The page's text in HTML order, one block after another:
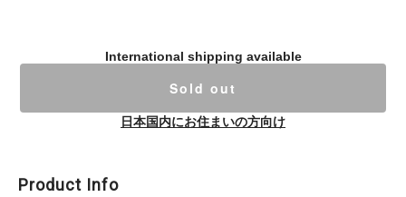
International shipping available
Sold out
日本国内にお住まいの方向け
Product Info